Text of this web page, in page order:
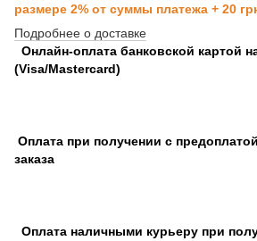
размере 2% от суммы платежа + 20
Подробнее о доставке
Онлайн-оплата банковской картой
(Visa/Mastercard)
Оплата при получении с
заказа
Оплата наличными курьеру при